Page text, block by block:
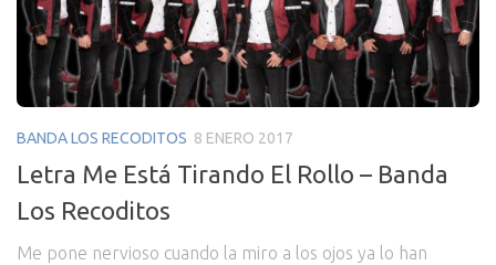
BANDA LOS RECODITOS 8 ENERO 2017
Letra Me Está Tirando El Rollo – Banda
Los Recoditos
Me pone nervioso cuando la miro a los ojos ya lo han